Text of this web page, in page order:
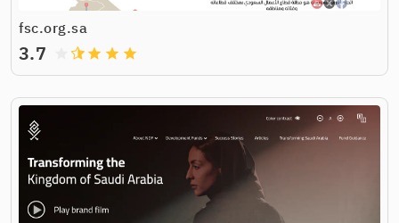
fsc.org.sa
grade
grade
grade
3.7